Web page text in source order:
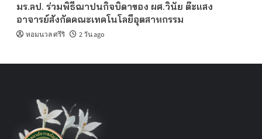
มร.ลป. ร่วมพิธีฌาปนกิจบิดาของ ผศ.วินัย ต๊ะแสง
อาจารย์สังกัดคณะเทคโนโลยีอุตสาหกรรม
หอมนวล ศรีริ 2 วัน ago